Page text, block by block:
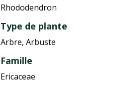
Rhododendron
Type de plante
Arbre, Arbuste
Famille
Ericaceae